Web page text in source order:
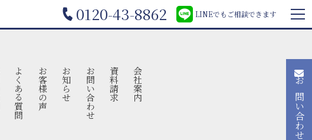
0120-43-8862 LINEでもご相談できます
よくある質問 お客様の声 お知らせ お問い合わせ 資料請求 会社案内 お問い合わせ